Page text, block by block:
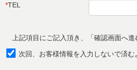
*TEL
上記項目にご記入頂き、「確認画面へ
次回、お客様情報を入力しないで済む